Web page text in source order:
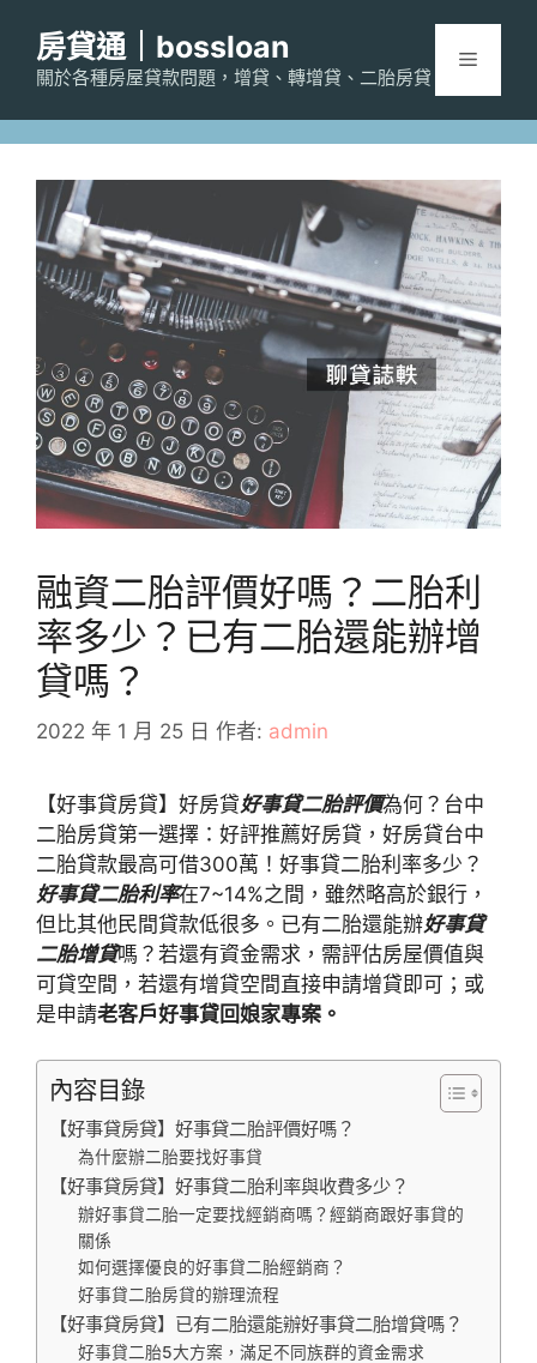
房貸通｜bossloan
關於各種房屋貸款問題，增貸、轉增貸、二胎房貸
選
融資二胎評價好嗎？二胎利
率多少？已有二胎還能辦增
貸嗎？
2022 年 1 月 25 日 作者: admin
【好事貸房貸】好房貸好事貸二胎評價為何？台中
二胎房貸第一選擇：好評推薦好房貸，好房貸台中
二胎貸款最高可借300萬！好事貸二胎利率多少？
好事貸二胎利率在7~14%之間，雖然略高於銀行，
但比其他民間貸款低很多。已有二胎還能辦好事貸
二胎增貸嗎？若還有資金需求，需評估房屋價值與
可貸空間，若還有增貸空間直接申請增貸即可；或
是申請老客戶好事貸回娘家專案。
內容目錄
【好事貸房貸】好事貸二胎評價好嗎？
為什麼辦二胎要找好事貸
【好事貸房貸】好事貸二胎利率與收費多少？
辦好事貸二胎一定要找經銷商嗎？經銷商跟好事貸的
關係
如何選擇優良的好事貸二胎經銷商？
好事貸二胎房貸的辦理流程
【好事貸房貸】已有二胎還能辦好事貸二胎增貸嗎？
好事貸二胎5大方案，滿足不同族群的資金需求